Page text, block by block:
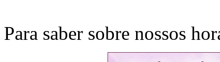
Para saber sobre nossos